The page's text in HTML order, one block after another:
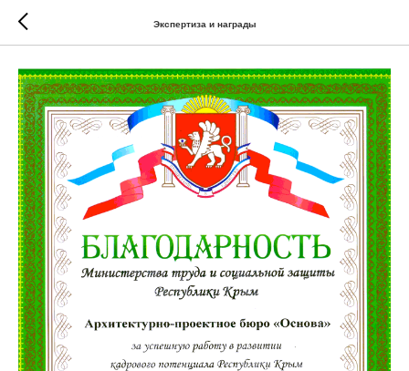
Экспертиза и награды